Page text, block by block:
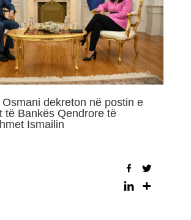
dekreton në postin e
të Bankës Qendrore të
Ismailin